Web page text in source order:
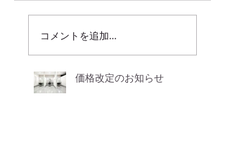
コメントを追加…
価格改定のお知らせ